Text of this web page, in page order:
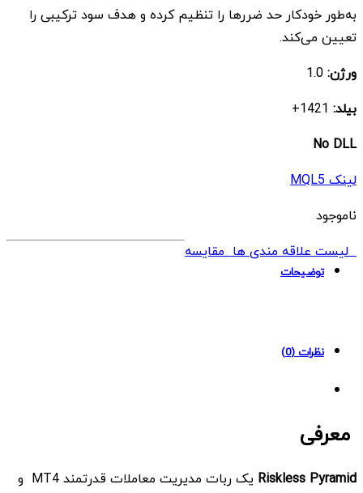
به‌طور خودکار حد ضررها را تنظیم کرده و هدف سود ترکیبی را
تعیین می‌کند.
ورژن:
بیلد:
No DLL
لینک MQL5
ناموجود
لیست علاقه مندی هامقایسه
توضیحات
نظرات (0)
معرفی
Riskless Pyramid
یک ربات مدیریت معاملات قدرتمند MT4 و